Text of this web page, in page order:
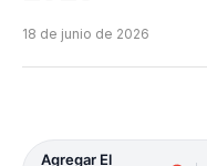
18 de junio de 2026
Agregar El